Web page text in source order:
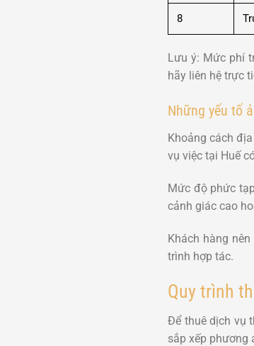
8
Lưu ý: Mức phí
hãy liên hệ trực
Những yếu tố
Khoảng cách
vụ việc tại Huế
Mức độ phức
cảnh giác cao
Khách hàng
trình hợp tác.
Quy trình
Để thuê dịch vụ
sắp xếp phương